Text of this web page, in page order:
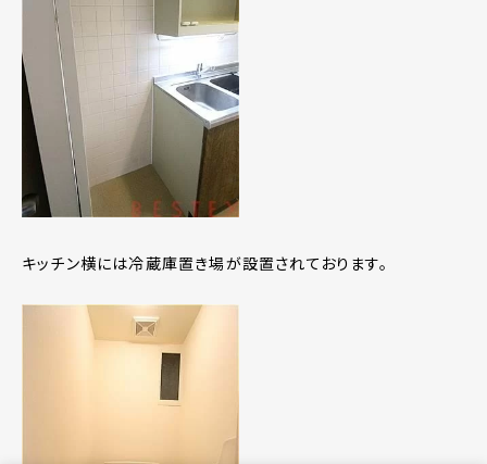
キッチン横には冷蔵庫置き場が設置されております。